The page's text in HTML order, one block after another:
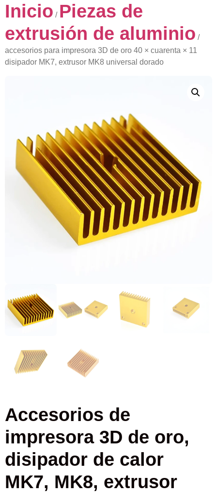
Inicio / Piezas de
extrusión de aluminio /
accesorios para impresora 3D de oro 40 × cuarenta × 11
disipador MK7, extrusor MK8 universal dorado
Accesorios de
impresora 3D de oro,
disipador de calor
MK7, MK8, extrusor